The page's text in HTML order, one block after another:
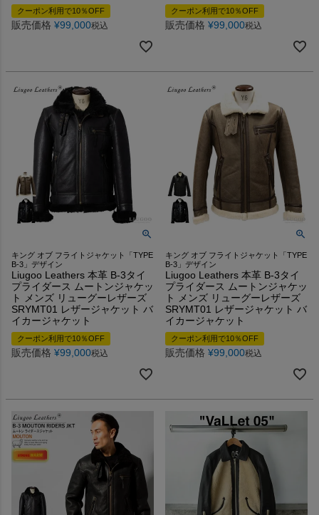
クーポン利用で10％OFF
販売価格 ¥99,000税込
クーポン利用で10％OFF
販売価格 ¥99,000税込
キング オブ フライトジャケット「TYPE
B-3」デザイン
Liugoo Leathers 本革 B-3タイ
プライダース ムートンジャケッ
ト メンズ リューグーレザーズ
SRYMT01 レザージャケット バ
イカージャケット
クーポン利用で10％OFF
販売価格 ¥99,000税込
キング オブ フライトジャケット「TYPE
B-3」デザイン
Liugoo Leathers 本革 B-3タイ
プライダース ムートンジャケッ
ト メンズ リューグーレザーズ
SRYMT01 レザージャケット バ
イカージャケット
クーポン利用で10％OFF
販売価格 ¥99,000税込